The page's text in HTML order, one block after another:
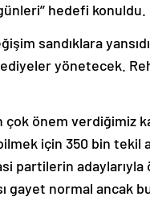
hedefi konuldu.
sandıklara
yönetecek.
çok önem verdiğimiz
için 350 bin tekil
partilerin
gayet normal ancak